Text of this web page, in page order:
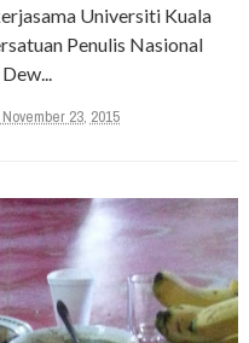
Universiti Kuala
Penulis Nasional
23, 2015